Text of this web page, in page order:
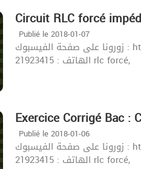
Circuit RLC forcé
Publié le 2018-01-07
زورونا على صفحة الفيسبوك : https://www.facebook.com/khazrischool/ الموقع :khazrischool.com
الهاتف : 21923415 rlc forcé,
Exercice Corrigé Bac :
Publié le 2018-01-06
زورونا على صفحة الفيسبوك : https://www.facebook.com/khazrischool/ الموقع :khazrischool.com
الهاتف : 21923415 rlc forcé,